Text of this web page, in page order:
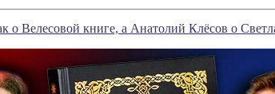
о Велесовой книге, а Анатолий Клёсов о